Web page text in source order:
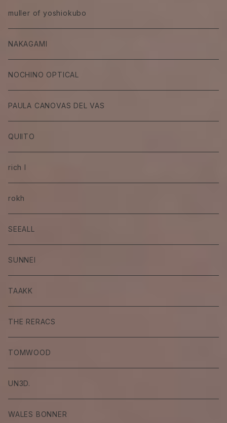
muller of yoshiokubo
NAKAGAMI
NOCHINO OPTICAL
PAULA CANOVAS DEL VAS
QUIITO
rich I
rokh
SEEALL
SUNNEI
TAAKK
THE RERACS
TOMWOOD
UN3D.
WALES BONNER